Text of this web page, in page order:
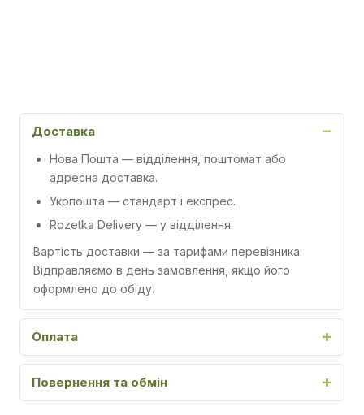
Доставка
Нова Пошта — відділення, поштомат або
адресна доставка.
Укрпошта — стандарт і експрес.
Rozetka Delivery — у відділення.
Вартість доставки — за тарифами перевізника.
Відправляємо в день замовлення, якщо його
оформлено до обіду.
Оплата
Повернення та обмін